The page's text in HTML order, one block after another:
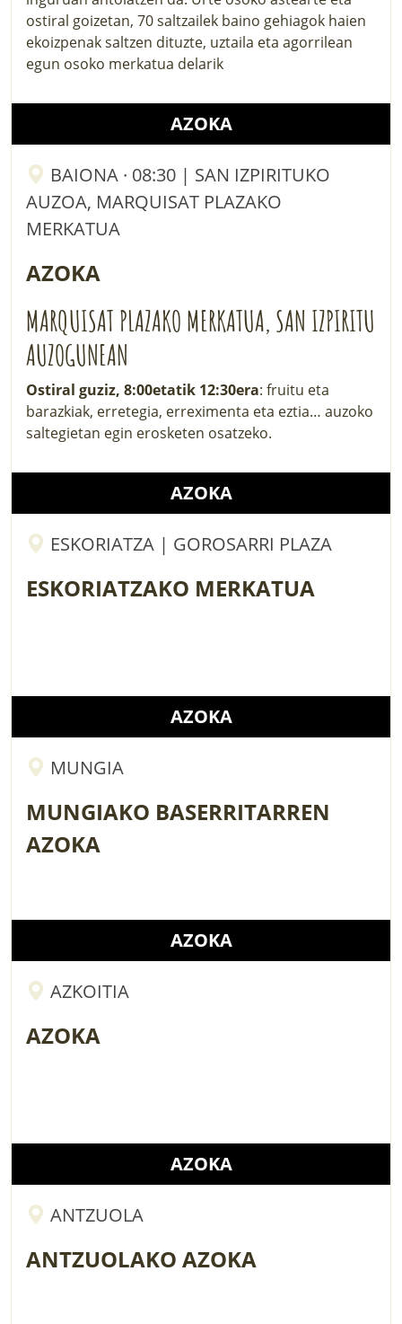
ostiral goizetan, 70 saltzailek baino gehiagok haien
ekoizpenak saltzen dituzte, uztaila eta agorrilean
egun osoko merkatua delarik
AZOKA
BAIONA · 08:30 | SAN IZPIRITUKO
AUZOA, MARQUISAT PLAZAKO
MERKATUA
AZOKA
MARQUISAT PLAZAKO MERKATUA, SAN IZPIRITU
AUZOGUNEAN
Ostiral guziz, 8:00etatik 12:30era: fruitu eta
barazkiak, erretegia, erreximenta eta eztia… auzoko
saltegietan egin erosketen osatzeko.
AZOKA
ESKORIATZA | GOROSARRI PLAZA
ESKORIATZAKO MERKATUA
AZOKA
MUNGIA
MUNGIAKO BASERRITARREN
AZOKA
AZOKA
AZKOITIA
AZOKA
AZOKA
ANTZUOLA
ANTZUOLAKO AZOKA